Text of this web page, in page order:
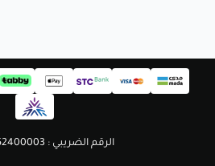
الرقم الضريبي : 310904052400003